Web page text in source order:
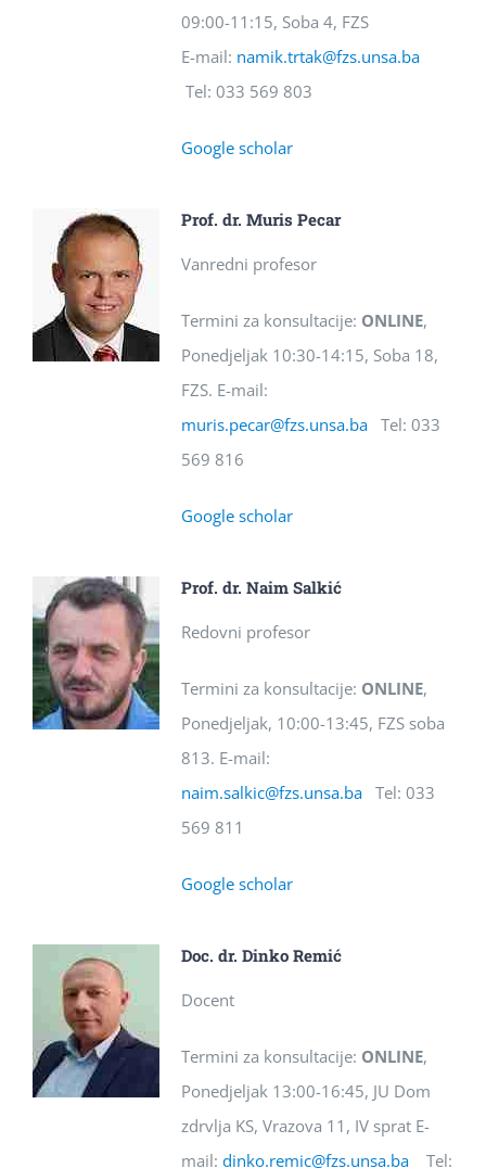
09:00-11:15, Soba 4, FZS
E-mail: namik.trtak@fzs.unsa.ba
Tel: 033 569 803
Google scholar
Prof. dr. Muris Pecar
Vanredni profesor
Termini za konsultacije: ONLINE,
Ponedjeljak 10:30-14:15, Soba 18,
FZS. E-mail:
muris.pecar@fzs.unsa.ba Tel: 033
569 816
Google scholar
Prof. dr. Naim Salkić
Redovni profesor
Termini za konsultacije: ONLINE,
Ponedjeljak, 10:00-13:45, FZS soba
813. E-mail:
naim.salkic@fzs.unsa.ba Tel: 033
569 811
Google scholar
Doc. dr. Dinko Remić
Docent
Termini za konsultacije: ONLINE,
Ponedjeljak 13:00-16:45, JU Dom
zdrvlja KS, Vrazova 11, IV sprat E-
mail: dinko.remic@fzs.unsa.ba Tel: